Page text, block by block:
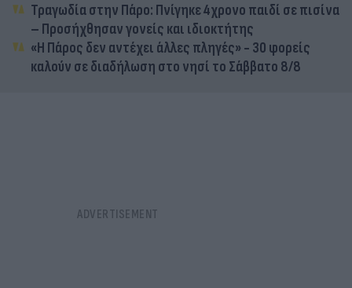
Τραγωδία στην Πάρο: Πνίγηκε 4χρονο παιδί σε πισίνα
– Προσήχθησαν γονείς και ιδιοκτήτης
«Η Πάρος δεν αντέχει άλλες πληγές» - 30 φορείς
καλούν σε διαδήλωση στο νησί το Σάββατο 8/8